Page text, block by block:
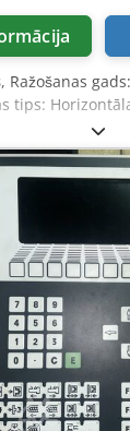
, Ražošanas gads:
tips:
/ aizvēršanas
750/200 HL
atbalsta
V = 457